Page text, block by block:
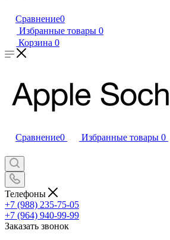
Сравнение0
Избранные товары 0
Корзина 0
Сравнение0 Избранные товары 0
Телефоны
+7 (988) 235-75-05
+7 (964) 940-99-99
Заказать звонок